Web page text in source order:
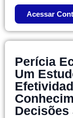
Acessar
Perícia
Um